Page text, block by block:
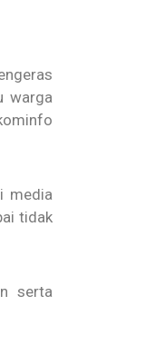
warga
media
tidak
serta